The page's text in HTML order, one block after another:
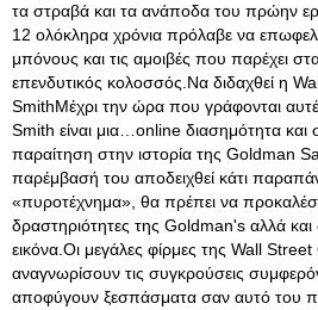
τα στραβά και τα ανάποδα του πρώην
12 ολόκληρα χρόνια πρόλαβε να
μπόνους και τις αμοιβές που παρέχει
επενδυτικός κολοσσός.Να διδαχθεί η
SmithΜέχρι την ώρα που γράφονται
Smith είναι μια…online διασημότητα και
παραίτηση στην ιστορία της Goldman
παρέμβασή του αποδειχθεί κάτι
«πυροτέχνημα», θα πρέπει να
δραστηριότητες της Goldman's αλλά και
εικόνα.Οι μεγάλες φίρμες της Wall
αναγνωρίσουν τις συγκρούσεις
αποφύγουν ξεσπάσματα σαν αυτό του